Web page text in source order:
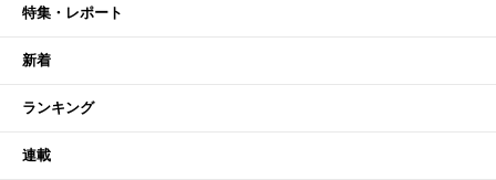
特集・レポート
新着
ランキング
連載